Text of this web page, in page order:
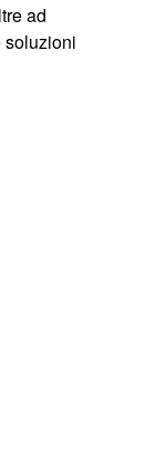
ad
soluzioni